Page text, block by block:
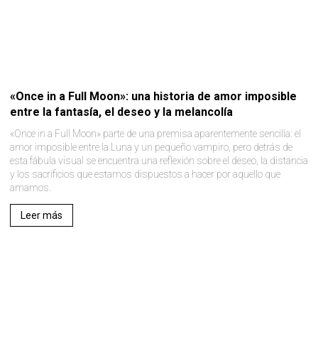
«Once in a Full Moon»: una historia de amor imposible
entre la fantasía, el deseo y la melancolía
«Once in a Full Moon» parte de una premisa aparentemente sencilla: el
amor imposible entre la Luna y un pequeño vampiro, pero detrás de
esta fábula visual se encuentra una reflexión sobre el deseo, la distancia
y los sacrificios que estamos dispuestos a hacer por aquello que
amamos.
Leer más